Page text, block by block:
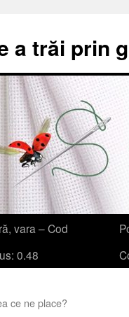
a trăi prin
vara – Cod
0.48
ce ne place?